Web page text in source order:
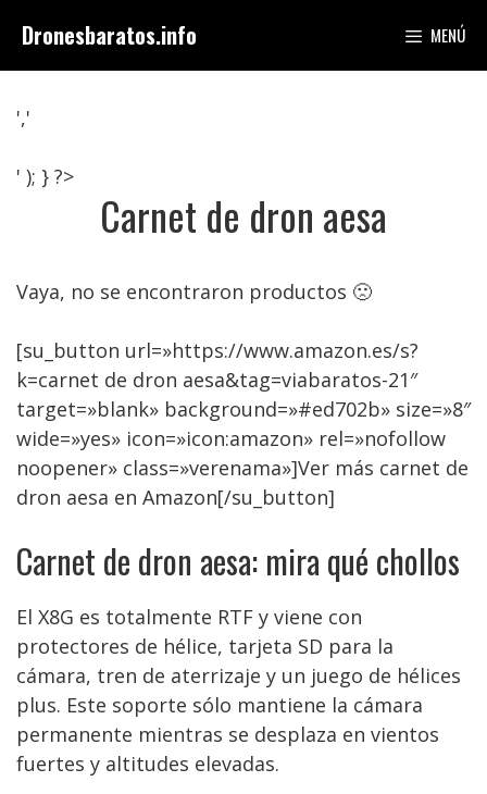
contenido
Dronesbaratos.info MENÚ
','
' ); } ?>
Carnet de dron aesa
Vaya, no se encontraron productos 🙁
[su_button url=»https://www.amazon.es/s?
k=carnet de dron aesa&tag=viabaratos-21″
target=»blank» background=»#ed702b» size=»8″
wide=»yes» icon=»icon:amazon» rel=»nofollow
noopener» class=»verenama»]Ver más carnet de
dron aesa en Amazon[/su_button]
Carnet de dron aesa: mira qué chollos
El X8G es totalmente RTF y viene con
protectores de hélice, tarjeta SD para la
cámara, tren de aterrizaje y un juego de hélices
plus. Este soporte sólo mantiene la cámara
permanente mientras se desplaza en vientos
fuertes y altitudes elevadas.